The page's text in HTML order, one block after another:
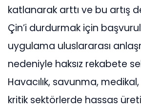
katlanarak arttı ve bu artış
Çin’i durdurmak için
uygulama uluslararası
nedeniyle haksız rekabete
Havacılık, savunma,
kritik sektörlerde hassas